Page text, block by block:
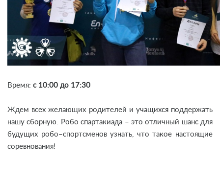
Время: с 10:00 до 17:30
Ждем всех желающих родителей и учащихся поддержать
нашу сборную. Робо спартакиада – это отличный шанс для
будущих робо–спортсменов узнать, что такое настоящие
соревнования!